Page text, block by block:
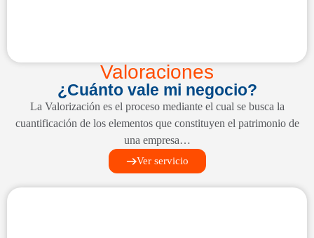
Valoraciones
¿Cuánto vale mi negocio?
La Valorización es el proceso mediante el cual se busca la
cuantificación de los elementos que constituyen el patrimonio de
una empresa…
Ver servicio